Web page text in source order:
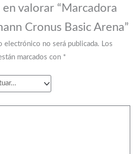
valorar “Marcadora
Cronus Basic Arena”
electrónico no será publicada. Los
marcados con *